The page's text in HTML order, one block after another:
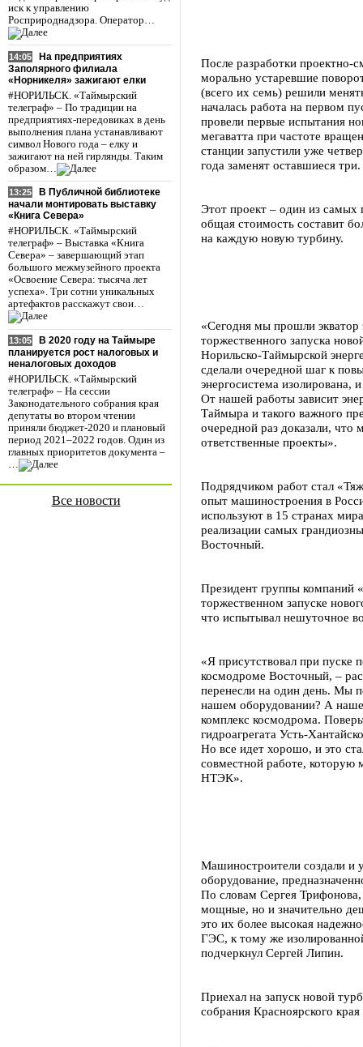
иск к управлению
Росприроднадзора. Оператор…
14:05
На предприятиях
Заполярного филиала
«Норникеля» зажигают елки
#НОРИЛЬСК. «Таймырский
телеграф» – По традиции на
предприятиях-передовиках в день
выполнения плана устанавливают
символ Нового года – елку и
зажигают на ней гирлянды. Таким
образом…
13:25
В Публичной библиотеке
начали монтировать выставку
«Книга Севера»
#НОРИЛЬСК. «Таймырский
телеграф» – Выставка «Книга
Севера» – завершающий этап
большого межмузейного проекта
«Освоение Севера: тысяча лет
успеха». Три сотни уникальных
артефактов расскажут свои…
13:05
В 2020 году на Таймыре
планируется рост налоговых и
неналоговых доходов
#НОРИЛЬСК. «Таймырский
телеграф» – На сессии
Законодательного собрания края
депутаты во втором чтении
приняли бюджет-2020 и плановый
период 2021–2022 годов. Один из
главных приоритетов документа –
…
Все новости
После разработки проектно-
морально устаревшие
(всего их семь) решили
началась работа на первом
провели первые испытания
мегаватта при частоте
станции запустили уже
года заменят оставшиеся три.
Этот проект – один из самых
общая стоимость составит
на каждую новую турбину.
«Сегодня мы прошли экватор
торжественного запуска
Норильско-Таймырской
сделали очередной шаг к
энергосистема изолирована,
От нашей работы зависит
Таймыра и такого важного
очередной раз доказали,
ответственные проекты».
Подрядчиком работ стал
опыт машиностроения в
используют в 15 странах
реализации самых
Восточный.
Президент группы компаний
торжественном запуске
что испытывал нешуточное
«Я присутствовал при пуске
космодроме Восточный, –
перенесли на один день. Мы
нашем оборудовании? А наше
комплекс космодрома.
гидроагрегата Усть-
Но все идет хорошо, и это
совместной работе,
НТЭК».
Машиностроители создали и
оборудование,
По словам Сергея Трифонова,
мощные, но и значительно
это их более высокая
ГЭС, к тому же
подчеркнул Сергей Липин.
Приехал на запуск новой
собрания Красноярского